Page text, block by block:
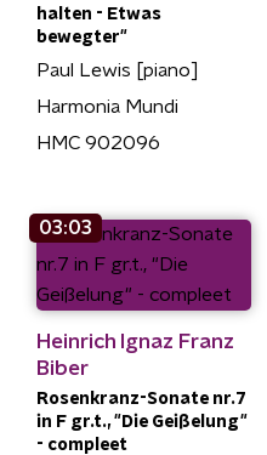
halten - Etwas
bewegter"
Paul Lewis [piano]
Harmonia Mundi
HMC 902096
03:03
Heinrich Ignaz Franz
Biber
Rosenkranz-Sonate nr.7
in F gr.t., "Die Geißelung"
- compleet